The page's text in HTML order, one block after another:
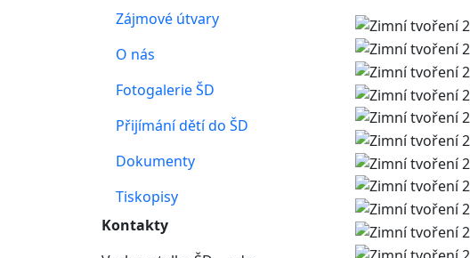
Zájmové útvary
O nás
Fotogalerie ŠD
Přijímání dětí do ŠD
Dokumenty
Tiskopisy
Kontakty